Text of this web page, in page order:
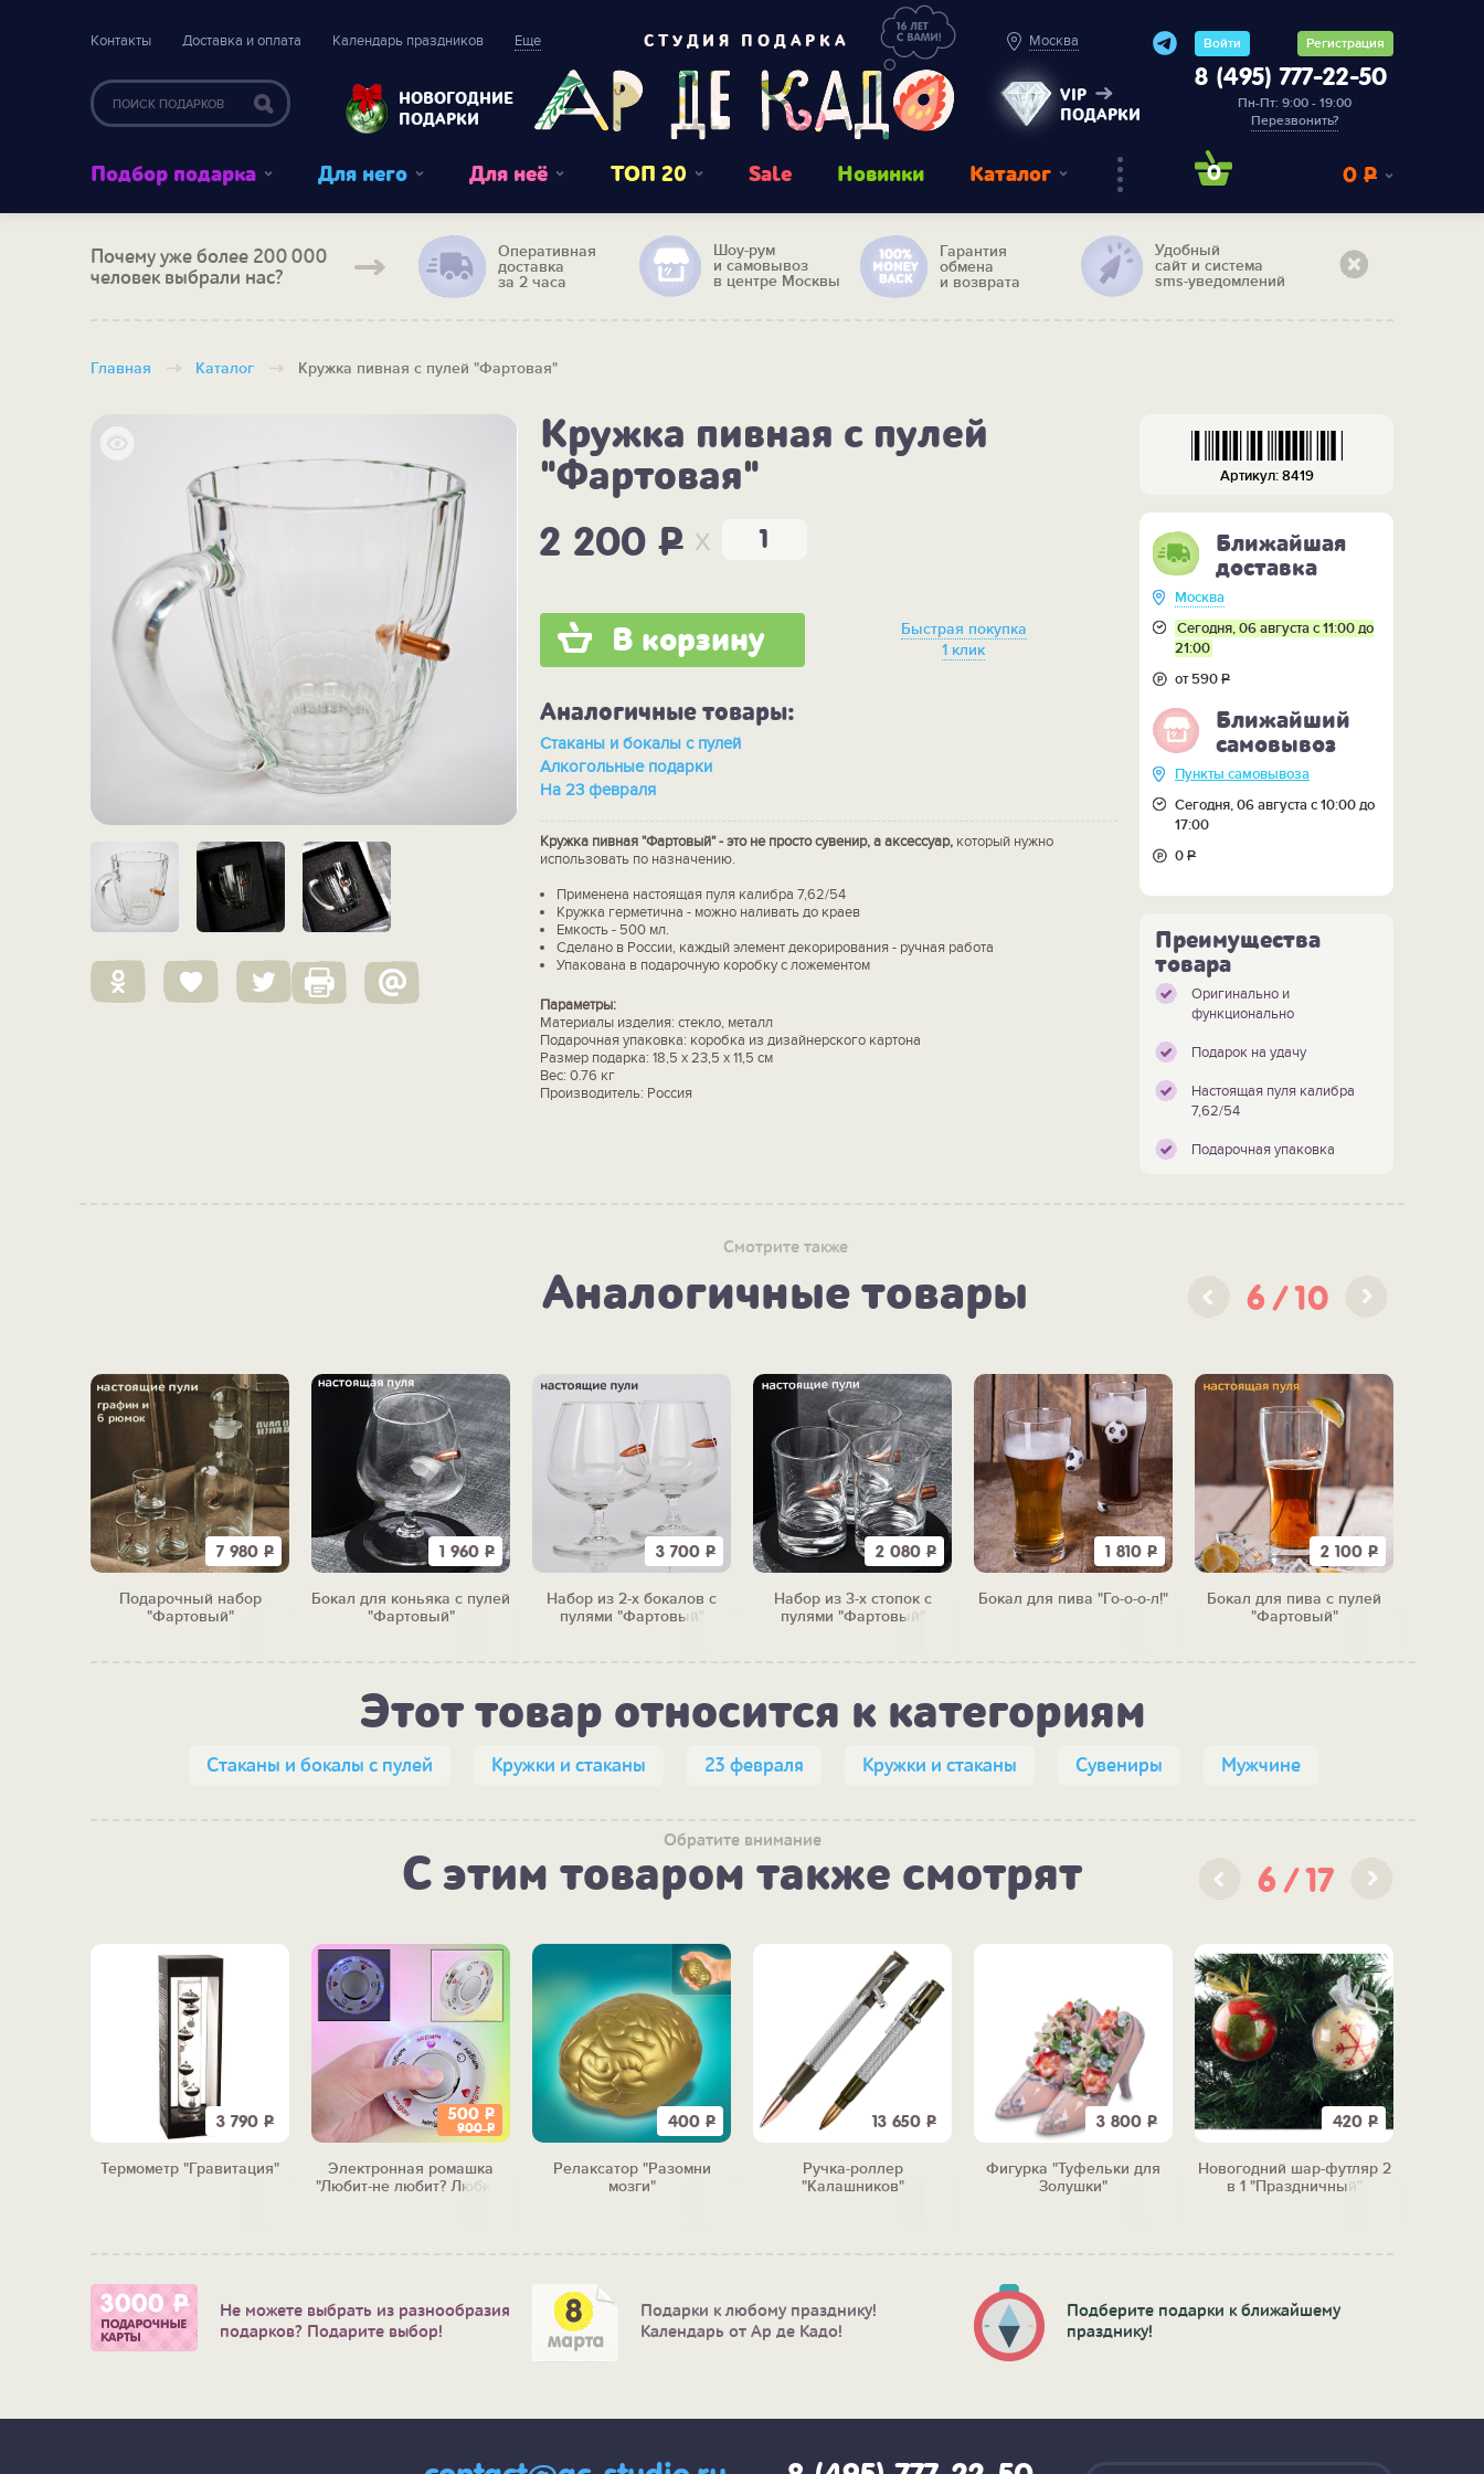
Контакты Доставка и оплата Календарь праздников Еще
НОВОГОДНИЕ
ПОДАРКИ
СТУДИЯ ПОДАРКА Москва
VIP
ПОДАРКИ
Войти Регистрация
8 (495) 777-22-50
Пн-Пт: 9:00 - 19:00
Перезвонить?
Подбор подарка Для него Для неё ТОП 20 Sale Новинки Каталог 0 0 Р
Почему уже более 200 000
человек выбрали нас?
Оперативная
доставка
за 2 часа
Шоу-рум
и самовывоз
в центре Москвы
Гарантия
обмена
и возврата
Удобный
сайт и система
sms-уведомлений
Главная Каталог Кружка пивная с пулей "Фартовая"
Кружка пивная с пулей
"Фартовая"
2 200P x
В корзину
Быстрая покупка
1 клик
Аналогичные товары:
Стаканы и бокалы с пулей
Алкогольные подарки
На 23 февраля
Кружка пивная "Фартовый" - это не просто сувенир, а аксессуар, который нужно
использовать по назначению.
Применена настоящая пуля калибра 7,62/54
Кружка герметична - можно наливать до краев
Емкость - 500 мл.
Сделано в России, каждый элемент декорирования - ручная работа
Упакована в подарочную коробку с ложементом
Параметры:
Материалы изделия: стекло, металл
Подарочная упаковка: коробка из дизайнерского картона
Размер подарка: 18,5 х 23,5 х 11,5 см
Вес: 0.76 кг
Производитель: Россия
Артикул: 8419
Ближайшая
доставка
Москва
Сегодня, 06 августа с 11:00 до
21:00
от 590Р
Ближайший
самовывоз
Пункты самовывоза
Сегодня, 06 августа с 10:00 до
17:00
0Р
Преимущества
товара
Оригинально и
функционально
Подарок на удачу
Настоящая пуля калибра
7,62/54
Подарочная упаковка
Смотрите также
Аналогичные товары 6 10
7 980 Р
Подарочный набор
"Фартовый"
1 960 Р
Бокал для коньяка с пулей
"Фартовый"
3 700 Р
Набор из 2-х бокалов с
пулями "Фартовый"
2 080 Р
Набор из 3-х стопок с
пулями "Фартовый"
1 810 Р
Бокал для пива "Го-о-о-л!"
2 100 Р
Бокал для пива с пулей
"Фартовый"
Этот товар относится к категориям
Стаканы и бокалы с пулей Кружки и стаканы 23 февраля Кружки и стаканы Сувениры Мужчине
Обратите внимание
С этим товаром также смотрят 6 17
3 790 Р
Термометр "Гравитация"
500 Р
900Р
Электронная ромашка
"Любит-не любит? Любит!"
400 Р
Релаксатор "Разомни
мозги"
13 650 Р
Ручка-роллер
"Калашников"
3 800 Р
Фигурка "Туфельки для
Золушки"
420 Р
Новогодний шар-футляр 2
в 1 "Праздничный"
Не можете выбрать из разнообразия
подарков? Подарите выбор!
Подарки к любому празднику!
Календарь от Ар де Кадо!
Подберите подарки к ближайшему
празднику!